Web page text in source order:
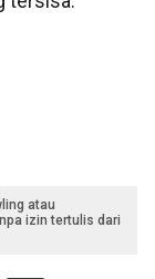
atau
izin tertulis dari